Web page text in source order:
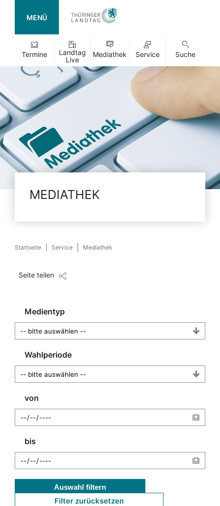
MENÜ
Termine
Landtag
Live
Mediathek Service Suche
MEDIATHEK
Startseite Service Mediathek
Seite teilen
Medientyp
Wahlperiode
von
bis
Auswahl filtern
Filter zurücksetzen